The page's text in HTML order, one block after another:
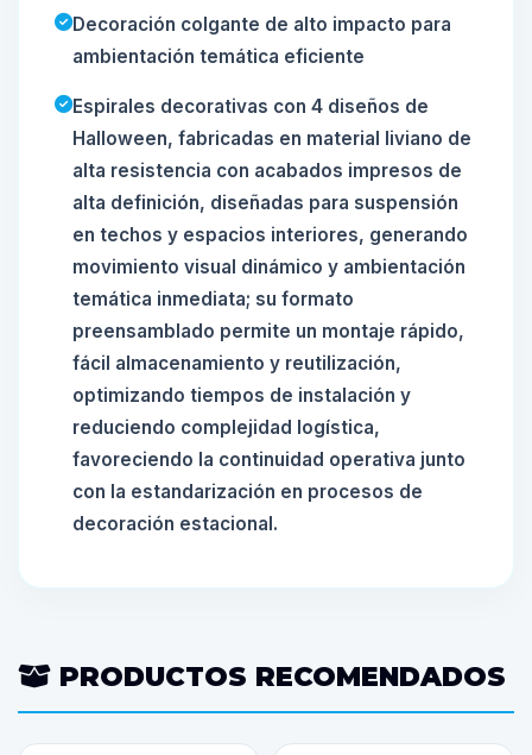
Decoración colgante de alto impacto para
ambientación temática eficiente
Espirales decorativas con 4 diseños de
Halloween, fabricadas en material liviano de
alta resistencia con acabados impresos de
alta definición, diseñadas para suspensión
en techos y espacios interiores, generando
movimiento visual dinámico y ambientación
temática inmediata; su formato
preensamblado permite un montaje rápido,
fácil almacenamiento y reutilización,
optimizando tiempos de instalación y
reduciendo complejidad logística,
favoreciendo la continuidad operativa junto
con la estandarización en procesos de
decoración estacional.
PRODUCTOS RECOMENDADOS